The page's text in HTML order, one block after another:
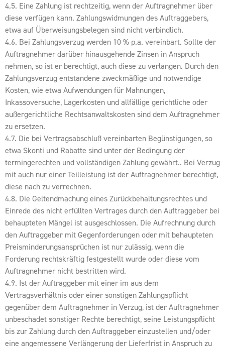
4.5. Eine Zahlung ist rechtzeitig, wenn der Auftragnehmer über
diese verfügen kann. Zahlungswidmungen des Auftraggebers,
etwa auf Überweisungsbelegen sind nicht verbindlich.
4.6. Bei Zahlungsverzug werden 10 % p.a. vereinbart. Sollte der
Auftragnehmer darüber hinausgehende Zinsen in Anspruch
nehmen, so ist er berechtigt, auch diese zu verlangen. Durch den
Zahlungsverzug entstandene zweckmäßige und notwendige
Kosten, wie etwa Aufwendungen für Mahnungen,
Inkassoversuche, Lagerkosten und allfällige gerichtliche oder
außergerichtliche Rechtsanwaltskosten sind dem Auftragnehmer
zu ersetzen.
4.7. Die bei Vertragsabschluß vereinbarten Begünstigungen, so
etwa Skonti und Rabatte sind unter der Bedingung der
termingerechten und vollständigen Zahlung gewährt.. Bei Verzug
mit auch nur einer Teilleistung ist der Auftragnehmer berechtigt,
diese nach zu verrechnen.
4.8. Die Geltendmachung eines Zurückbehaltungsrechtes und
Einrede des nicht erfüllten Vertrages durch den Auftraggeber bei
behaupteten Mängel ist ausgeschlossen. Die Aufrechnung durch
den Auftraggeber mit Gegenforderungen oder mit behaupteten
Preisminderungsansprüchen ist nur zulässig, wenn die
Forderung rechtskräftig festgestellt wurde oder diese vom
Auftragnehmer nicht bestritten wird.
4.9. Ist der Auftraggeber mit einer im aus dem
Vertragsverhältnis oder einer sonstigen Zahlungspflicht
gegenüber dem Auftragnehmer in Verzug, ist der Auftragnehmer
unbeschadet sonstiger Rechte berechtigt, seine Leistungspflicht
bis zur Zahlung durch den Auftraggeber einzustellen und/oder
eine angemessene Verlängerung der Lieferfrist in Anspruch zu